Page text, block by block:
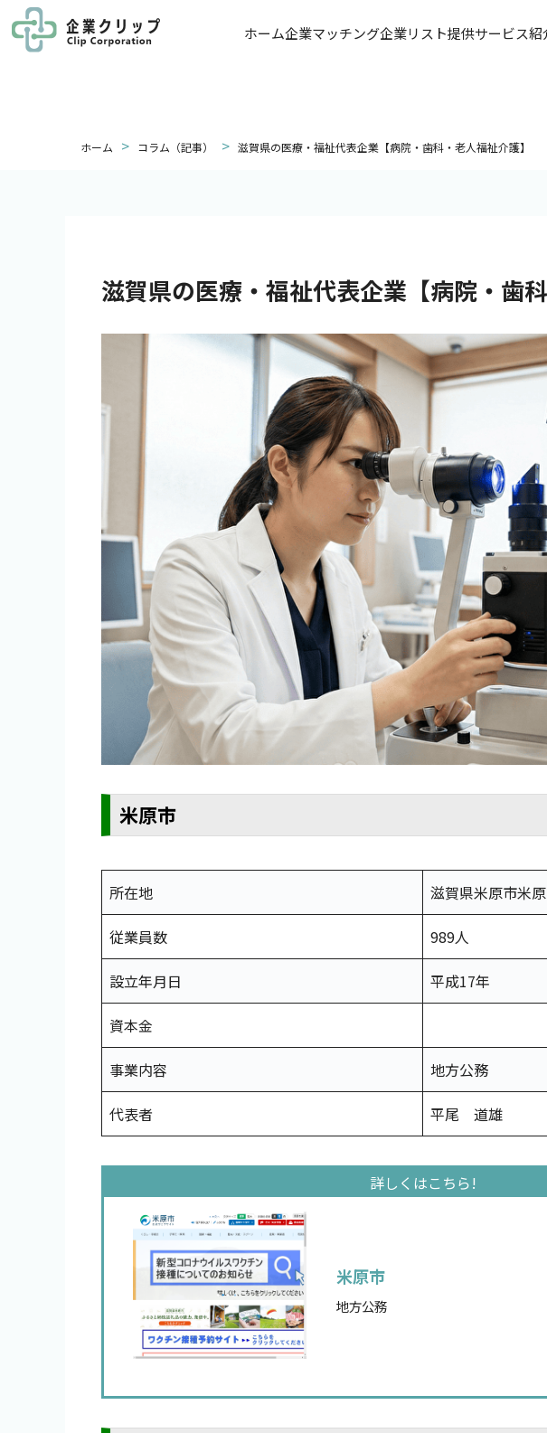
ホーム企業マッチング企業リスト提供サービス紹
ホーム > コラム（記事） > 滋賀県の医療・福祉代表企業【病院・歯科・老人福祉介護】
滋賀県の医療・福祉代表企業【病院・歯
米原市
所在地 滋賀県米原市米
従業員数 989人
設立年月日 平成17年
資本金
事業内容 地方公務
代表者 平尾 道雄
米原市
地方公務